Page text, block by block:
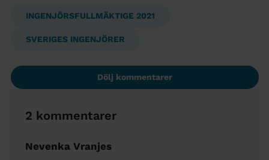
INGENJÖRSFULLMÄKTIGE 2021
SVERIGES INGENJÖRER
Dölj kommentarer
2 kommentarer
Nevenka Vranjes